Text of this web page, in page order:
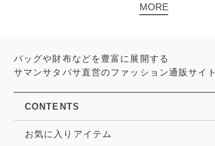
MORE
バッグや財布などを豊富に展開する
サマンサタバサ直営のファッション通販サイト
CONTENTS
お気に入りアイテム